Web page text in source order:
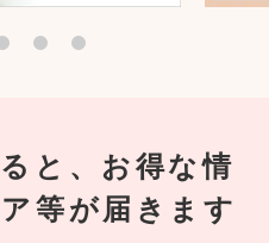
と、お得な情
等が届きます